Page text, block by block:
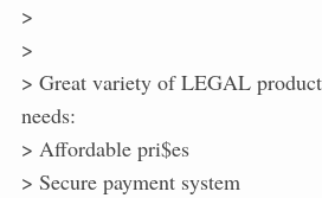
>
>
> Great variety of LEGAL
needs:
> Affordable pri$es
> Secure payment system